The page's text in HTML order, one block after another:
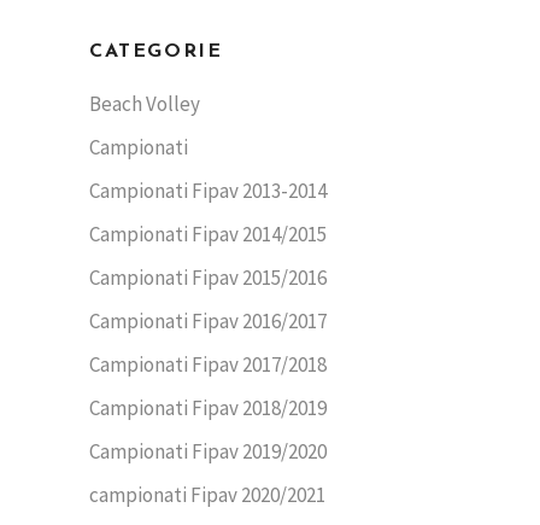
CATEGORIE
Beach Volley
Campionati
Campionati Fipav 2013-2014
Campionati Fipav 2014/2015
Campionati Fipav 2015/2016
Campionati Fipav 2016/2017
Campionati Fipav 2017/2018
Campionati Fipav 2018/2019
Campionati Fipav 2019/2020
campionati Fipav 2020/2021